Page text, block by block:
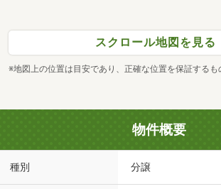
スクロール地図を見る
※地図上の位置は目安であり、正確な位置を保証するも
物件概要
種別 分譲